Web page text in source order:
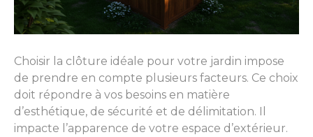
Choisir la clôture idéale pour votre jardin impose
de prendre en compte plusieurs facteurs. Ce choix
doit répondre à vos besoins en matière
d’esthétique, de sécurité et de délimitation. Il
impacte l’apparence de votre espace d’extérieur.